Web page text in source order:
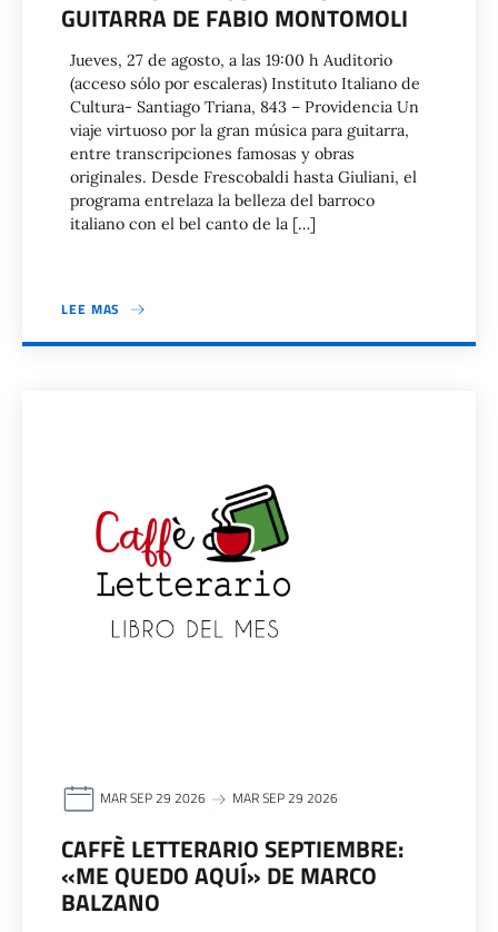
GUITARRA DE FABIO MONTOMOLI
Jueves, 27 de agosto, a las 19:00 h Auditorio
(acceso sólo por escaleras) Instituto Italiano de
Cultura- Santiago Triana, 843 – Providencia Un
viaje virtuoso por la gran música para guitarra,
entre transcripciones famosas y obras
originales. Desde Frescobaldi hasta Giuliani, el
programa entrelaza la belleza del barroco
italiano con el bel canto de la […]
LEE MAS
MAR SEP 29 2026 MAR SEP 29 2026
CAFFÈ LETTERARIO SEPTIEMBRE:
«ME QUEDO AQUÍ» DE MARCO
BALZANO